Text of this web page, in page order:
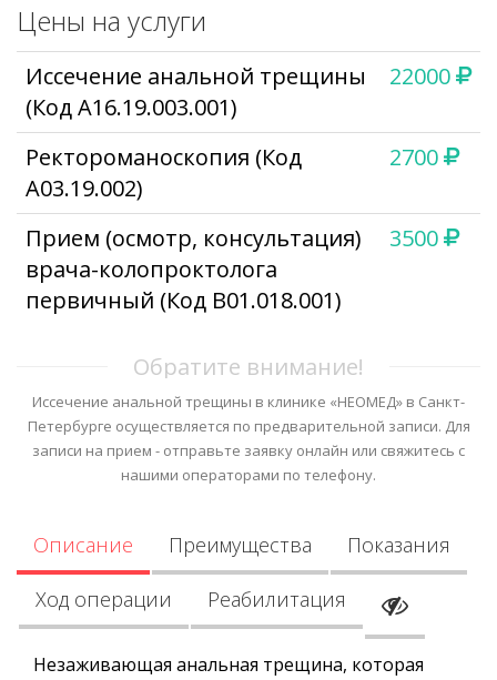
Цены на услуги
Иссечение анальной трещины
(Код А16.19.003.001)
22000
Ректороманоскопия (Код
А03.19.002)
2700
Прием (осмотр, консультация)
врача-колопроктолога
первичный (Код В01.018.001)
3500
Обратите внимание!
Иссечение анальной трещины в клинике «НЕОМЕД» в Санкт-
Петербурге осуществляется по предварительной записи. Для
записи на прием - отправьте заявку онлайн или свяжитесь с
нашими операторами по телефону.
Описание Преимущества Показания
Ход операции Реабилитация
Незаживающая анальная трещина, которая